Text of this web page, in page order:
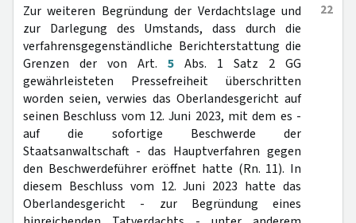
22
Zur weiteren Begründung der Verdachtslage und
zur Darlegung des Umstands, dass durch die
verfahrensgegenständliche Berichterstattung die
Grenzen der von Art. 5 Abs. 1 Satz 2 GG
gewährleisteten Pressefreiheit überschritten
worden seien, verwies das Oberlandesgericht auf
seinen Beschluss vom 12. Juni 2023, mit dem es -
auf die sofortige Beschwerde der
Staatsanwaltschaft - das Hauptverfahren gegen
den Beschwerdeführer eröffnet hatte (Rn. 11). In
diesem Beschluss vom 12. Juni 2023 hatte das
Oberlandesgericht - zur Begründung eines